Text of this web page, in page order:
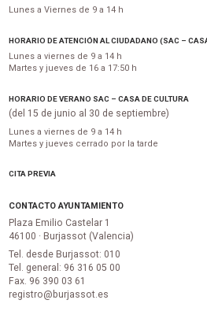
Lunes a Viernes de 9 a 14 h
HORARIO DE ATENCIÓN AL CIUDADANO (SAC –
Lunes a viernes de 9 a 14 h
Martes y jueves de 16 a 17:50 h
HORARIO DE VERANO SAC – CASA DE CULTURA
(del 15 de junio al 30 de septiembre)
Lunes a viernes de 9 a 14 h
Martes y jueves cerrado por la tarde
CITA PREVIA
CONTACTO AYUNTAMIENTO
Plaza Emilio Castelar 1
46100 · Burjassot (Valencia)
Tel. desde Burjassot: 010
Tel. general: 96 316 05 00
Fax. 96 390 03 61
registro@burjassot.es